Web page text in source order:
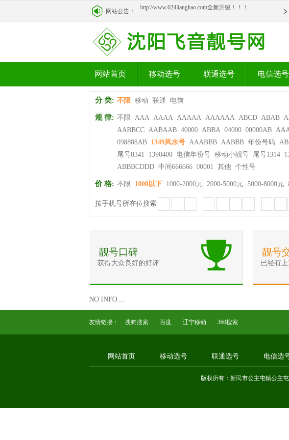
网站公告：
网站首页 移动选号 联通选号 电信选号
分 类: 不限 移动 联通 电信
规 律: 不限 AAA AAAA AAAAA AAAAAA ABCD ABAB
AABBCC AABAAB 40000 ABBA 04000 00000AB
098888AB 1349风水号 AAABBB AABBB 年份号码
尾号8341
1390400 电信年份号 移动小靓号 尾号1314
ABBBCDDD 中间666666 00001 其他 个性号
价 格: 不限 1000以下 1000-2000元 2000-5000元 5000-8000元
按手机号所在位搜索 - -
靓号口碑
获得大众良好的好评
靓号
已经有
NO INFO....
友情链接： 搜狗搜索 百度 辽宁移动 360搜索
网站首页 移动选号 联通选号 电信选
版权所有：新民市公主屯镇公主